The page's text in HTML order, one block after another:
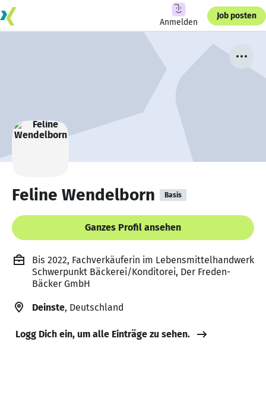
Anmelden
Job posten
Feline Wendelborn Basis
Ganzes Profil ansehen
Bis 2022, Fachverkäuferin im Lebensmittelhandwerk
Schwerpunkt Bäckerei/Konditorei, Der Freden-
Bäcker GmbH
Deinste, Deutschland
Logg Dich ein, um alle Einträge zu sehen.